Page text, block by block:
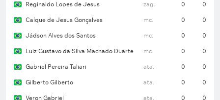
Reginaldo Lopes de Jesus zag. 0 0
Caíque de Jesus Gonçalves mc. 0 0
Jádson Alves dos Santos mc. 0 0
Luiz Gustavo da Silva Machado Duarte mc. 0 0
Gabriel Pereira Taliari ata. 0 0
Gilberto Gilberto ata. 0 0
Veron Gabriel ata. 0 0